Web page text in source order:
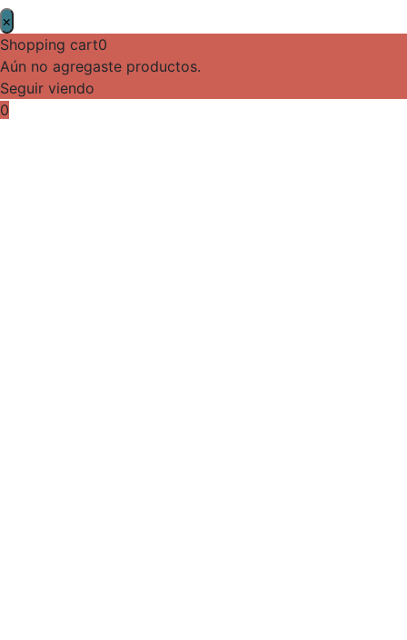
×
Shopping cart0
Aún no agregaste productos.
Seguir viendo
0